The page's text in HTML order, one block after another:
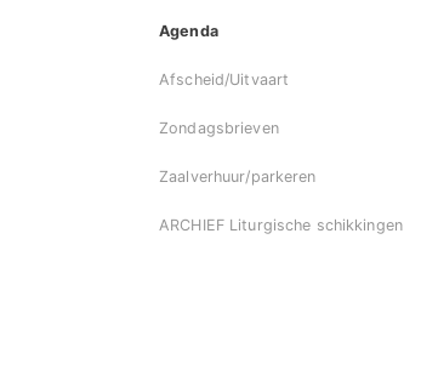
Agenda
Afscheid/Uitvaart
Zondagsbrieven
Zaalverhuur/parkeren
ARCHIEF Liturgische schikkingen